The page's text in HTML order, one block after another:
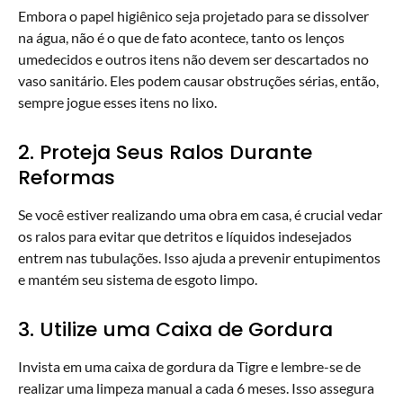
Embora o papel higiênico seja projetado para se dissolver
na água, não é o que de fato acontece, tanto os lenços
umedecidos e outros itens não devem ser descartados no
vaso sanitário. Eles podem causar obstruções sérias, então,
sempre jogue esses itens no lixo.
2. Proteja Seus Ralos Durante
Reformas
Se você estiver realizando uma obra em casa, é crucial vedar
os ralos para evitar que detritos e líquidos indesejados
entrem nas tubulações. Isso ajuda a prevenir entupimentos
e mantém seu sistema de esgoto limpo.
3. Utilize uma Caixa de Gordura
Invista em uma caixa de gordura da Tigre e lembre-se de
realizar uma limpeza manual a cada 6 meses. Isso assegura